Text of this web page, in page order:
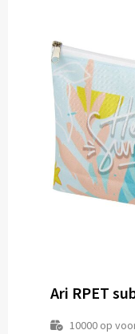
Ari RPET
10000op